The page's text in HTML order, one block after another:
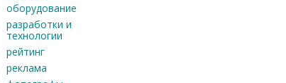
оборудование
разработки и
технологии
рейтинг
реклама